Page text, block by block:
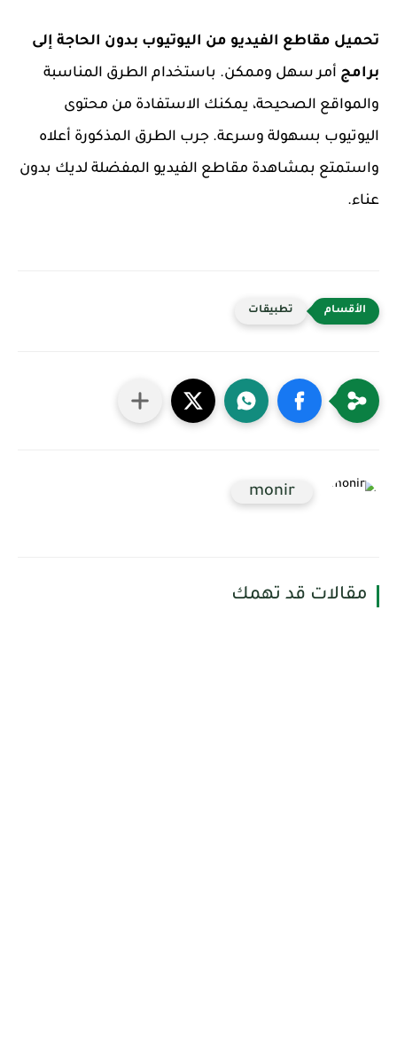
تحميل مقاطع الفيديو من اليوتيوب بدون الحاجة إلى
برامج أمر سهل وممكن. باستخدام الطرق المناسبة
والمواقع الصحيحة، يمكنك الاستفادة من محتوى
اليوتيوب بسهولة وسرعة. جرب الطرق المذكورة أعلاه
واستمتع بمشاهدة مقاطع الفيديو المفضلة لديك بدون
عناء.
تطبيقات
monir
مقالات قد تهمك